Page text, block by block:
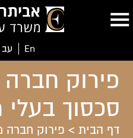
En עב
פירוק
סכסוך בעלי
דף הבית > פירוק חברה